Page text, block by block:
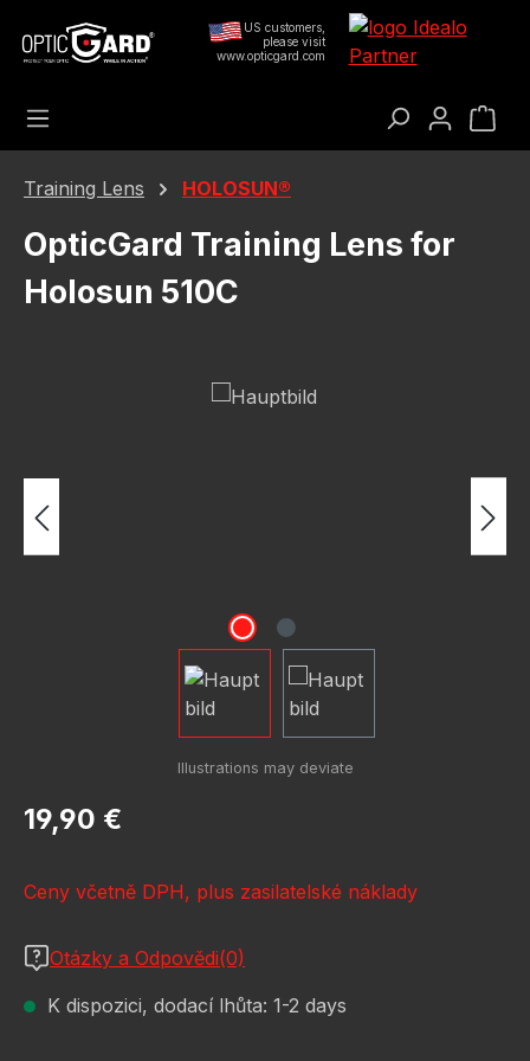
Přejít na hlavní obsah
US customers,
please visit
www.opticgard.com
Training Lens HOLOSUN®
OpticGard Training Lens for
Holosun 510C
Přeskočit galerii obrázků
Běžná cena:
19,90 €
Ceny včetně DPH, plus zasilatelské náklady
Otázky a Odpovědi(0)
K dispozici, dodací lhůta: 1-2 days